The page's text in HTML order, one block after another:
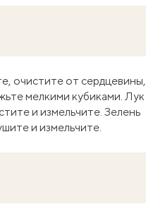
очистите от сердцевины,
мелкими кубиками. Лук
и измельчите. Зелень
и измельчите.